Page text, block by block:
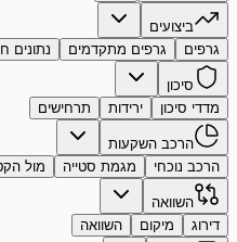
ביצועים
גרפים
גרפים מתקדמים נתונים
סיכון
מדדי סיכון
ירידות תרחישים
הרכב השקעות
הרכב נוכחי
מגמת סטייה מול
השוואה
דירוג
מיקום השוואה